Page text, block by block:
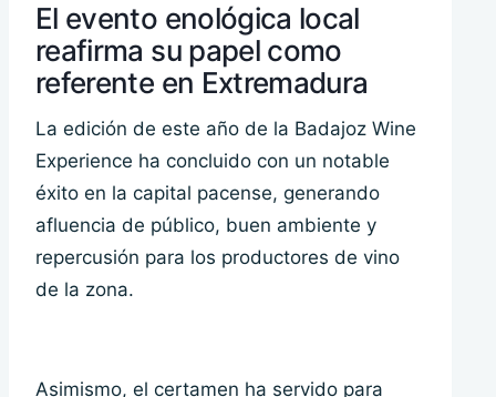
El evento enológica local
reafirma su papel como
referente en Extremadura
La edición de este año de la Badajoz Wine
Experience ha concluido con un notable
éxito en la capital pacense, generando
afluencia de público, buen ambiente y
repercusión para los productores de vino
de la zona.
Asimismo, el certamen ha servido para